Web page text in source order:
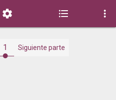
  
1 Siguiente parte